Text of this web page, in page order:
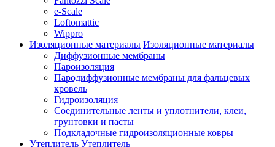
e-Scale
Loftomattic
Wippro
Изоляционные материалы Изоляционные материалы
Диффузионные мембраны
Пароизоляция
Пародиффузионные мембраны для фальцевых
кровель
Гидроизоляция
Соединительные ленты и уплотнители, клеи,
грунтовки и пасты
Подкладочные гидроизоляционные ковры
Утеплитель Утеплитель